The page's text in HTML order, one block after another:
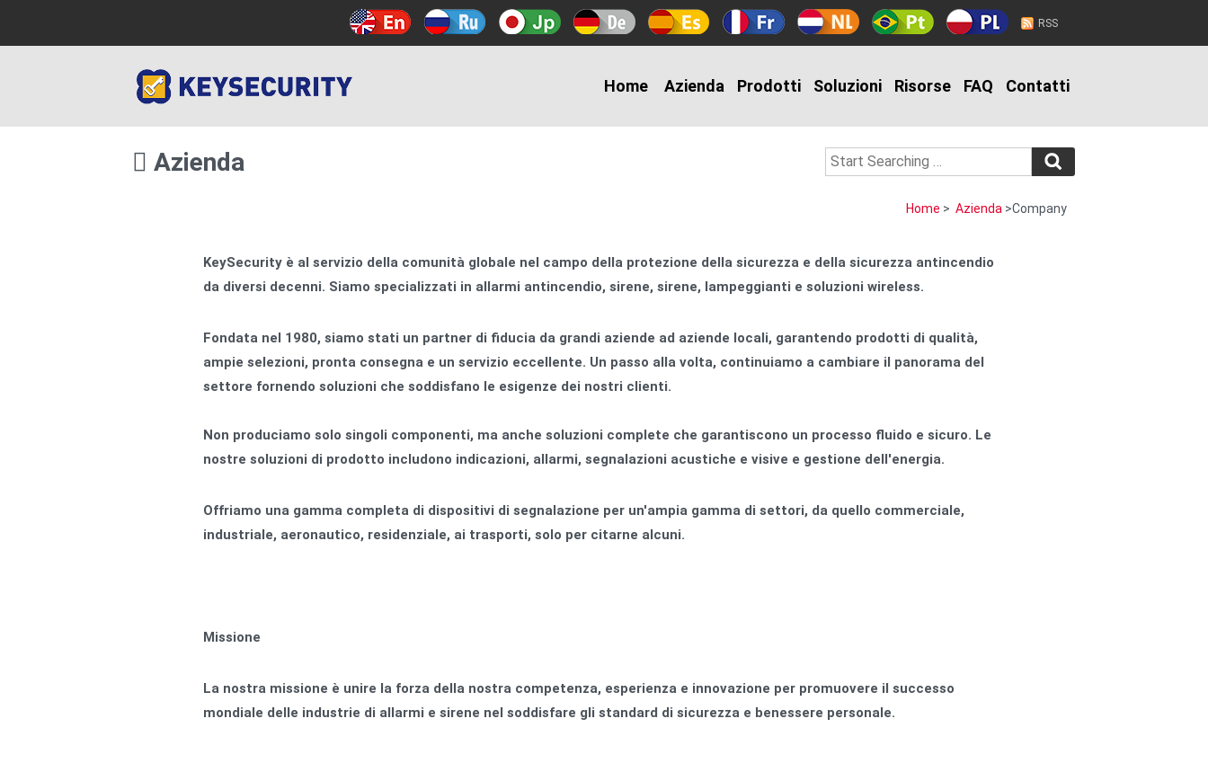
RSS
Home Azienda Prodotti Soluzioni Risorse FAQ Contatti
Azienda
Home > Azienda >Company
KeySecurity è al servizio della comunità globale nel campo della protezione della sicurezza e della sicurezza antincendio
da diversi decenni. Siamo specializzati in allarmi antincendio, sirene, sirene, lampeggianti e soluzioni wireless.
Fondata nel 1980, siamo stati un partner di fiducia da grandi aziende ad aziende locali, garantendo prodotti di qualità,
ampie selezioni, pronta consegna e un servizio eccellente. Un passo alla volta, continuiamo a cambiare il panorama del
settore fornendo soluzioni che soddisfano le esigenze dei nostri clienti.
Non produciamo solo singoli componenti, ma anche soluzioni complete che garantiscono un processo fluido e sicuro. Le
nostre soluzioni di prodotto includono indicazioni, allarmi, segnalazioni acustiche e visive e gestione dell'energia.
Offriamo una gamma completa di dispositivi di segnalazione per un'ampia gamma di settori, da quello commerciale,
industriale, aeronautico, residenziale, ai trasporti, solo per citarne alcuni.
Missione
La nostra missione è unire la forza della nostra competenza, esperienza e innovazione per promuovere il successo
mondiale delle industrie di allarmi e sirene nel soddisfare gli standard di sicurezza e benessere personale.